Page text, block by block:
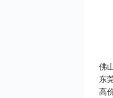
佛
东
高